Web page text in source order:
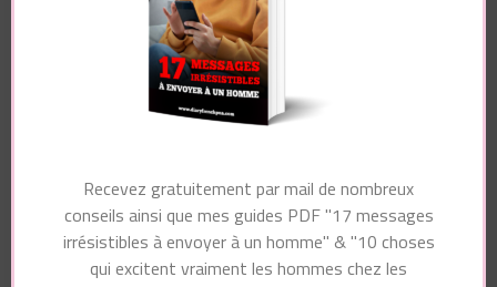
Recevez gratuitement par mail de nombreux
conseils ainsi que mes guides PDF "17 messages
irrésistibles à envoyer à un homme" & "10 choses
qui excitent vraiment les hommes chez les